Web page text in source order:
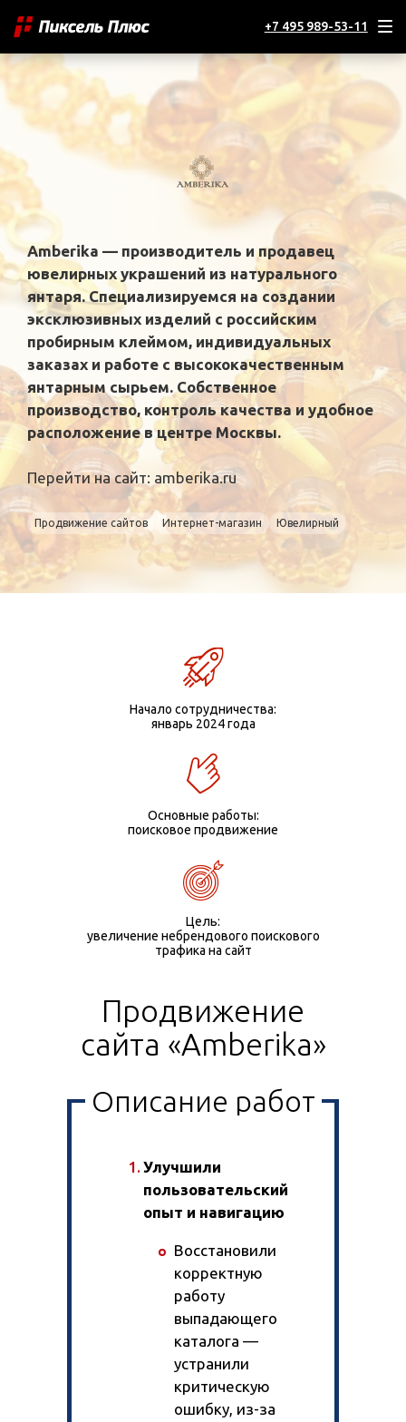
+7 495 989-53-11
Amberika — производитель и продавец
ювелирных украшений из натурального
янтаря. Специализируемся на создании
эксклюзивных изделий с российским
пробирным клеймом, индивидуальных
заказах и работе с высококачественным
янтарным сырьем. Собственное
производство, контроль качества и удобное
расположение в центре Москвы.
Перейти на сайт: amberika.ru
Продвижение сайтов Интернет-магазин Ювелирный
Начало сотрудничества:
январь 2024 года
Основные работы:
поисковое продвижение
Цель:
увеличение небрендового поискового
трафика на сайт
Продвижение
сайта «Amberika»
Описание работ
Улучшили
пользовательский
опыт и навигацию
Восстановили
корректную
работу
выпадающего
каталога —
устранили
критическую
ошибку, из-за